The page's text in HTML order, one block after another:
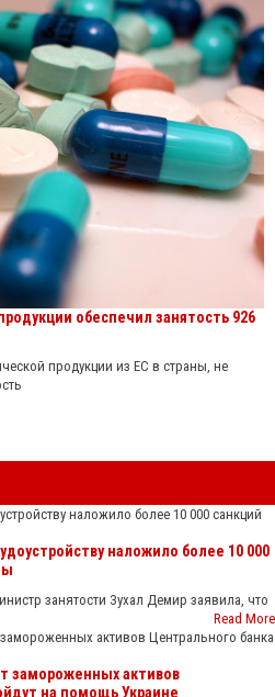
обеспечил занятость 926
продукции из ЕС в страны, не
наложило более 10 000
занятости Зухал Демир заявила, что
Read More
замороженных активов
на помощь Украине